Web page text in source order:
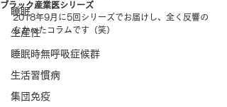
睡眠
生産性
睡眠時無呼吸症候群
生活習慣病
集団免疫
ブラック産業医シリーズ
2018年9月に5回シリーズでお届けし、全く反響の
なかったコラムです（笑）